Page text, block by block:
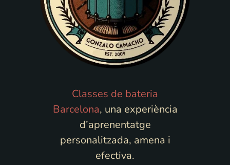
Classes de bateria
Barcelona, una experiència
d’aprenentatge
personalitzada, amena i
efectiva.